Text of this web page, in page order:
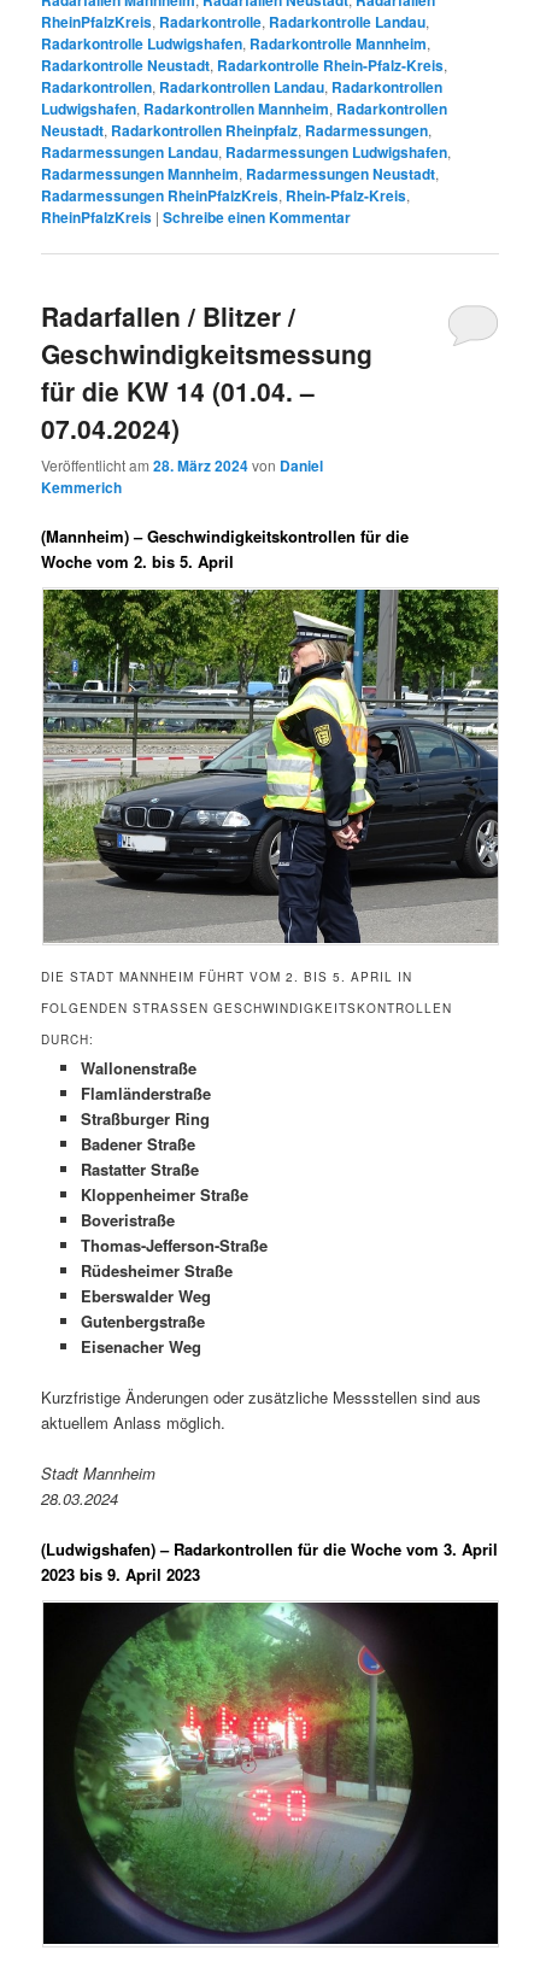
RheinPfalzKreis, Radarkontrolle, Radarkontrolle Landau,
Radarkontrolle Ludwigshafen, Radarkontrolle Mannheim,
Radarkontrolle Neustadt, Radarkontrolle Rhein-Pfalz-Kreis,
Radarkontrollen, Radarkontrollen Landau, Radarkontrollen
Ludwigshafen, Radarkontrollen Mannheim, Radarkontrollen
Neustadt, Radarkontrollen Rheinpfalz, Radarmessungen,
Radarmessungen Landau, Radarmessungen Ludwigshafen,
Radarmessungen Mannheim, Radarmessungen Neustadt,
Radarmessungen RheinPfalzKreis, Rhein-Pfalz-Kreis,
RheinPfalzKreis |Schreibe einen Kommentar
Radarfallen / Blitzer /
Geschwindigkeitsmessung
für die KW 14 (01.04. –
07.04.2024)
Veröffentlicht am28. März 2024von Daniel
Kemmerich
(Mannheim) –Geschwindigkeitskontrollen für die
Woche vom 2. bis 5. April
DIE STADT MANNHEIM FÜHRT VOM 2. BIS 5. APRIL IN
FOLGENDEN STRASSEN GESCHWINDIGKEITSKONTROLLEN D
URCH:
Wallonenstraße
Flamländerstraße
Straßburger Ring
Badener Straße
Rastatter Straße
Kloppenheimer Straße
Boveristraße
Thomas-Jefferson-Straße
Rüdesheimer Straße
Eberswalder Weg
Gutenbergstraße
Eisenacher Weg
Kurzfristige Änderungen oder zusätzliche Messstellen sind aus
aktuellem Anlass möglich.
Stadt Mannheim
28.03.2024
(Ludwigshafen) – Radarkontrollen für die Woche vom 3. April
2023 bis 9. April 2023